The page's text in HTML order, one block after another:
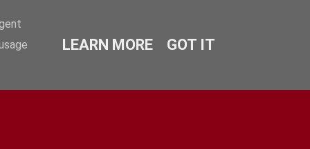
LEARN MORE GOT IT